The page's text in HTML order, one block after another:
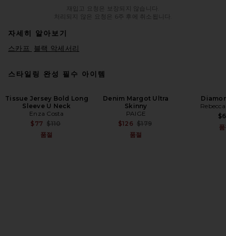
재입고 요청은 보장되지 않습니다.
처리되지 않은 요청은 6주 후에 취소됩니다.
자세히 알아보기
스카프 블랙 악세서리
스타일링 완성 필수 아이템
Tissue Jersey Bold Long
Sleeve U Neck
Enza Costa
$77 Previous price:
$110
품절
Denim Margot Ultra
Skinny
PAIGE
$126 Previous price:
$179
품절